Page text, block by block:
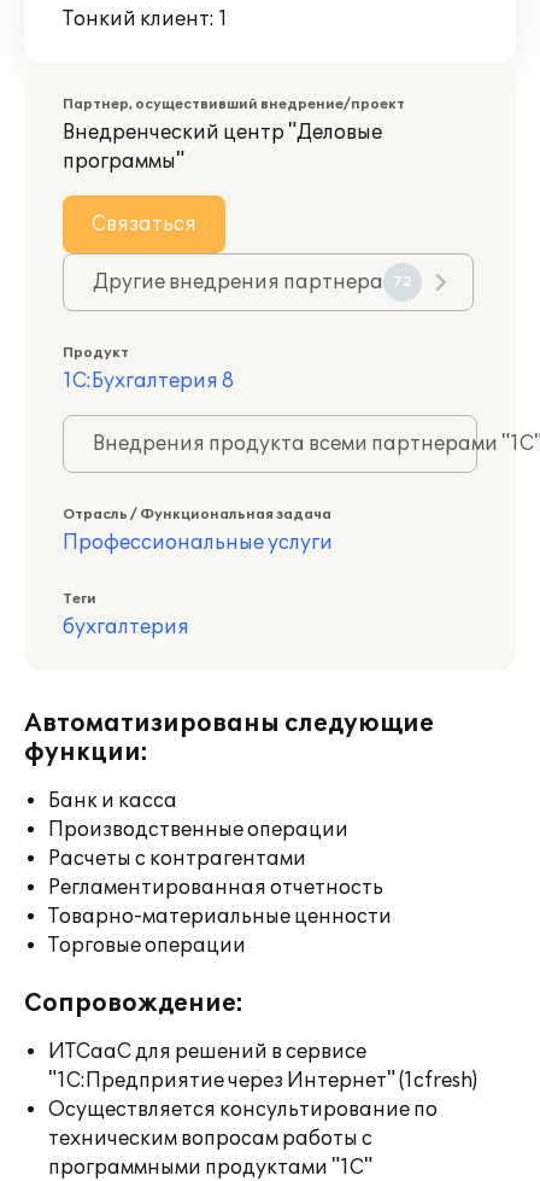
Тонкий клиент: 1
Партнер, осуществивший внедрение/проект
Внедренческий центр "Деловые
программы"
Связаться
Другие внедрения партнера 72
Продукт
1С:Бухгалтерия 8
Внедрения продукта всеми партнерами
Отрасль / Функциональная задача
Профессиональные услуги
Теги
бухгалтерия
Автоматизированы следующие
функции:
Банк и касса
Производственные операции
Расчеты с контрагентами
Регламентированная отчетность
Товарно-материальные ценности
Торговые операции
Сопровождение:
ИТСааС для решений в сервисе
"1С:Предприятие через Интернет" (1cfresh)
Осуществляется консультирование по
техническим вопросам работы с
программными продуктами "1С"